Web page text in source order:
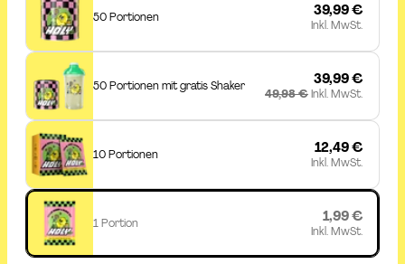
50 Portionen 39,99 €
Inkl. MwSt.
50 Portionen mit gratis Shaker 39,99 €
49,98 €Inkl. MwSt.
10 Portionen 12,49 €
Inkl. MwSt.
1 Portion 1,99 €
Inkl. MwSt.